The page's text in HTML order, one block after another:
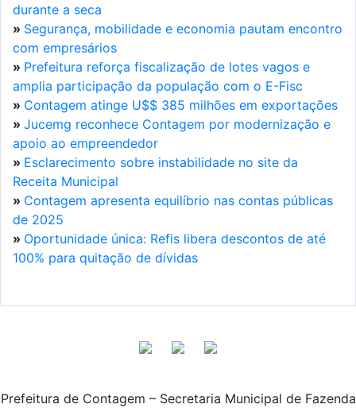
durante a seca
» Segurança, mobilidade e economia pautam encontro
com empresários
» Prefeitura reforça fiscalização de lotes vagos e
amplia participação da população com o E-Fisc
» Contagem atinge U$$ 385 milhões em exportações
» Jucemg reconhece Contagem por modernização e
apoio ao empreendedor
» Esclarecimento sobre instabilidade no site da
Receita Municipal
» Contagem apresenta equilíbrio nas contas públicas
de 2025
» Oportunidade única: Refis libera descontos de até
100% para quitação de dívidas
Prefeitura de Contagem – Secretaria Municipal de Fazenda